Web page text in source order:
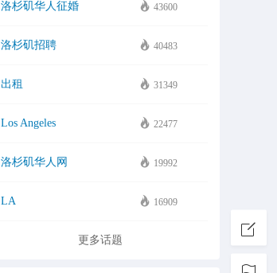
洛杉矶华人征婚 43600
洛杉矶招聘 40483
出租 31349
Los Angeles 22477
洛杉矶华人网 19992
LA 16909
更多话题